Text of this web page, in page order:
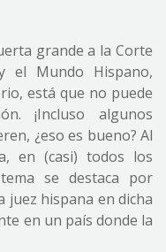
grande a la Corte
el Mundo Hispano,
está que no puede
¡Incluso algunos
¿eso es bueno? Al
en (casi) todos los
se destaca por
juez hispana en dicha
en un país donde la